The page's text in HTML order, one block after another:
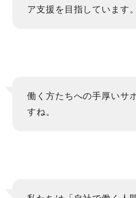
ア支援を目指しています。
働く方たちへの手厚いサ
すね。